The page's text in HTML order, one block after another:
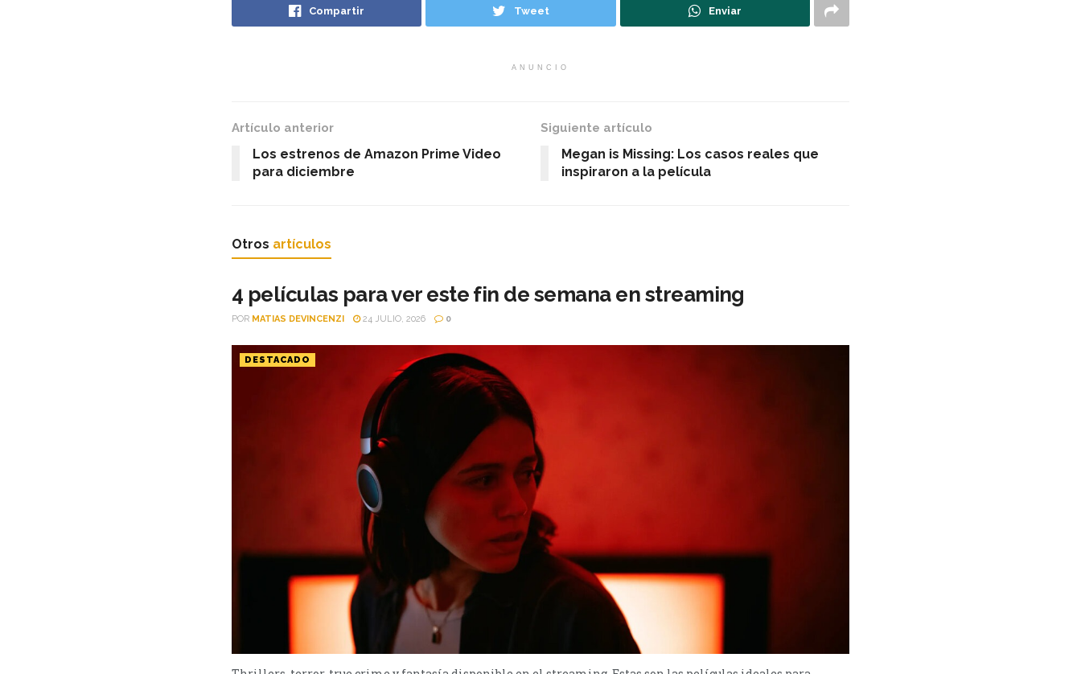
Compartir Tweet Enviar
ANUNCIO
Artículo anterior
Los estrenos de Amazon Prime Video
para diciembre
Siguiente artículo
Megan is Missing: Los casos reales que
inspiraron a la película
Otros artículos
4 películas para ver este fin de semana en streaming
POR MATIAS DEVINCENZI 24 JULIO, 2026 0
DESTACADO